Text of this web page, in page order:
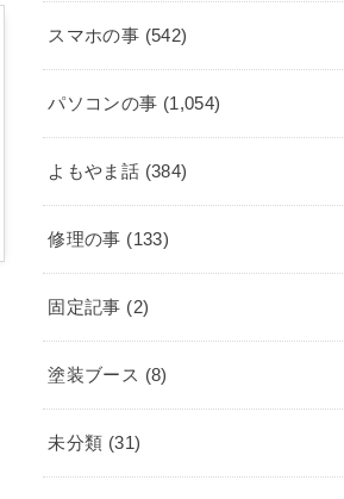
スマホの事 (542)
パソコンの事 (1,054)
よもやま話 (384)
修理の事 (133)
固定記事 (2)
塗装ブース (8)
未分類 (31)